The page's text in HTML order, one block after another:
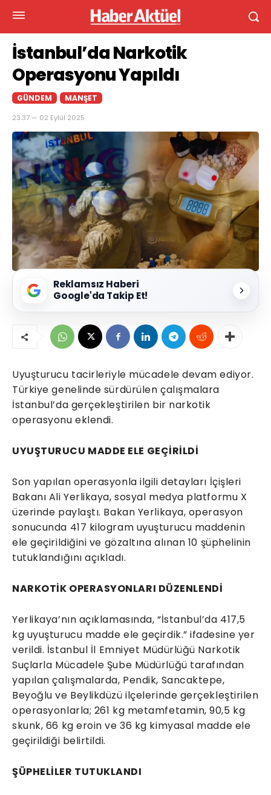
İstanbul’da Narkotik
Operasyonu Yapıldı
GÜNDEM MANŞET
23:37 — 02 Eylül 2025
Reklamsız Haberi
Google'da Takip Et!
Uyuşturucu tacirleriyle mücadele devam ediyor.
Türkiye genelinde sürdürülen çalışmalara
İstanbul’da gerçekleştirilen bir narkotik
operasyonu eklendi.
UYUŞTURUCU MADDE ELE GEÇİRİLDİ
Son yapılan operasyonla ilgili detayları İçişleri
Bakanı Ali Yerlikaya, sosyal medya platformu X
üzerinde paylaştı. Bakan Yerlikaya, operasyon
sonucunda 417 kilogram uyuşturucu maddenin
ele geçirildiğini ve gözaltına alınan 10 şüphelinin
tutuklandığını açıkladı.
NARKOTİK OPERASYONLARI DÜZENLENDİ
Yerlikaya’nın açıklamasında, “İstanbul’da 417,5
kg uyuşturucu madde ele geçirdik.” ifadesine yer
verildi. İstanbul İl Emniyet Müdürlüğü Narkotik
Suçlarla Mücadele Şube Müdürlüğü tarafından
yapılan çalışmalarda, Pendik, Sancaktepe,
Beyoğlu ve Beylikdüzü ilçelerinde gerçekleştirilen
operasyonlarla; 261 kg metamfetamin, 90,5 kg
skunk, 66 kg eroin ve 36 kg kimyasal madde ele
geçirildiği belirtildi.
ŞÜPHELİLER TUTUKLANDI